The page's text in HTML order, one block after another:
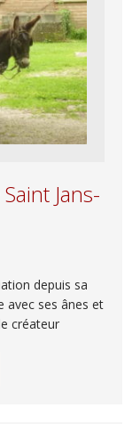
Jans-
depuis sa
avec ses ânes et
créateur